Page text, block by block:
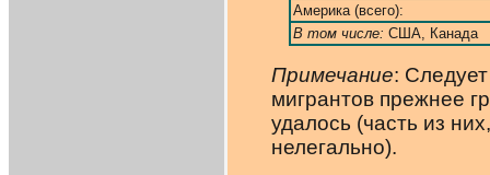
Америка (всего):
В том числе: США, Канада
Примечание:
мигрантов прежнее
удалось (часть из
нелегально).